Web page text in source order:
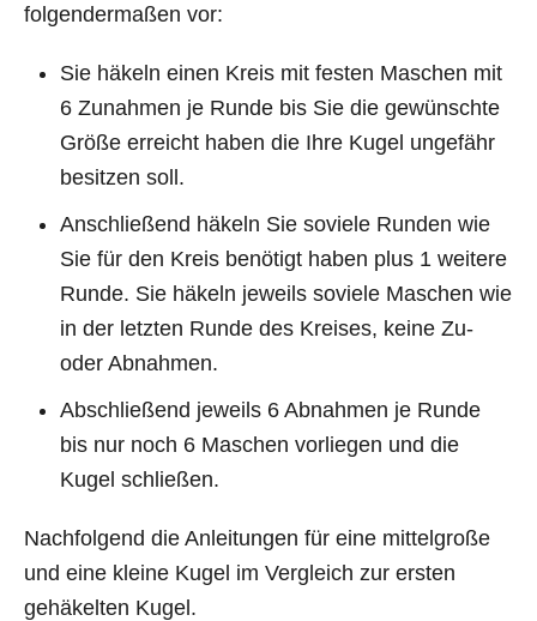
folgendermaßen vor:
Sie häkeln einen Kreis mit festen Maschen mit
6 Zunahmen je Runde bis Sie die gewünschte
Größe erreicht haben die Ihre Kugel ungefähr
besitzen soll.
Anschließend häkeln Sie soviele Runden wie
Sie für den Kreis benötigt haben plus 1 weitere
Runde. Sie häkeln jeweils soviele Maschen wie
in der letzten Runde des Kreises, keine Zu-
oder Abnahmen.
Abschließend jeweils 6 Abnahmen je Runde
bis nur noch 6 Maschen vorliegen und die
Kugel schließen.
Nachfolgend die Anleitungen für eine mittelgroße
und eine kleine Kugel im Vergleich zur ersten
gehäkelten Kugel.